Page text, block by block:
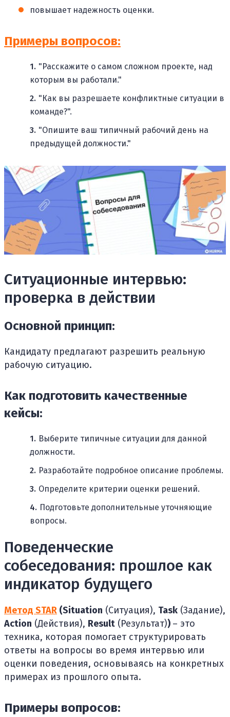
повышает надежность оценки.
Примеры вопросов:
"Расскажите о самом сложном проекте, над
которым вы работали."
"Как вы разрешаете конфликтные ситуации в
команде?".
"Опишите ваш типичный рабочий день на
предыдущей должности."
Ситуационные интервью:
проверка в действии
Основной принцип:
Кандидату предлагают разрешить реальную
рабочую ситуацию.
Как подготовить качественные
кейсы:
Выберите типичные ситуации для данной
должности.
Разработайте подробное описание проблемы.
Определите критерии оценки решений.
Подготовьте дополнительные уточняющие
вопросы.
Поведенческие
собеседования: прошлое как
индикатор будущего
Метод STAR (Situation (Ситуация), Task (Задание),
Action (Действия), Result (Результат)) – это
техника, которая помогает структурировать
ответы на вопросы во время интервью или
оценки поведения, основываясь на конкретных
примерах из прошлого опыта.
Примеры вопросов: